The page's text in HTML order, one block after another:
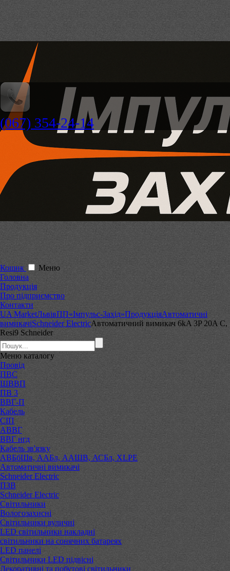
(067) 354-24-14
Кошик
Меню
Головна
Продукція
Про підприємство
Контакти
UA MarketЛьвівПП«Імпульс-Захід»ПродукціяАвтоматичні
вимикачіSchneider ElectricАвтоматичний вимикач 6kA 3P 20A C,
Resi9 Schneider
Меню каталогу
Провід
ПВС
ШВВП
ПВ 3
ВВГ-П
Кабель
СІП
АВВГ
ВВГ нгд
Кабель зв'язку
АВБбШв, ААБл, ААШВ, АСБл, XLPE
Автоматичні вимикачі
Schneider Electric
ПЗВ
Schneider Electric
Світильники
Вологозахисні
Світильники вуличні
LED світильники накладні
світильники на сонячних батареях
LED панелі
Світильники LED підвісні
Декоративні та побутові світильники